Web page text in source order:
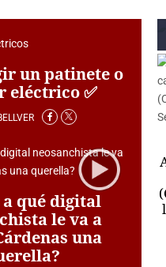
un patinete o
eléctrico ✅
a qué digital
le va a
una